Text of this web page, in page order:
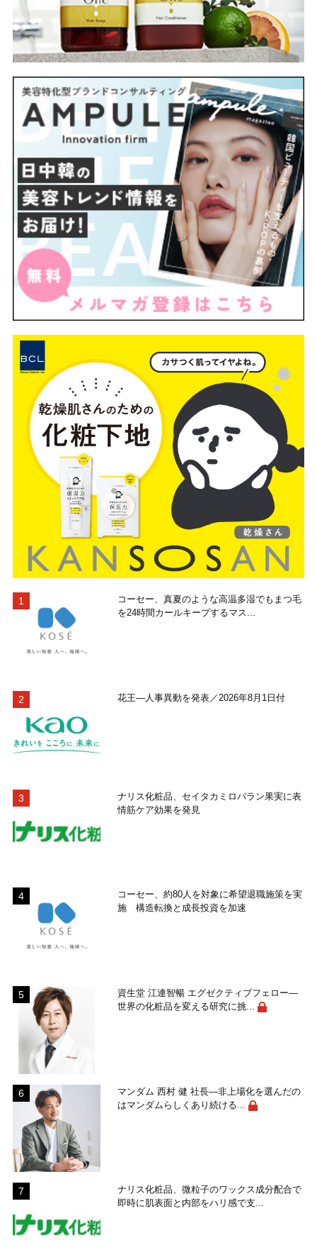
コーセー、真夏のような高温多湿でもまつ毛
を24時間カールキープするマス...
花王―人事異動を発表／2026年8月1日付
ナリス化粧品、セイタカミロバラン果実に表
情筋ケア効果を発見
コーセー、約80人を対象に希望退職施策を実
施 構造転換と成長投資を加速
資生堂 江連智暢 エグゼクティブフェロー―
世界の化粧品を変える研究に挑...
マンダム 西村 健 社長―非上場化を選んだの
はマンダムらしくあり続ける...
ナリス化粧品、微粒子のワックス成分配合で
即時に肌表面と内部をハリ感で支...